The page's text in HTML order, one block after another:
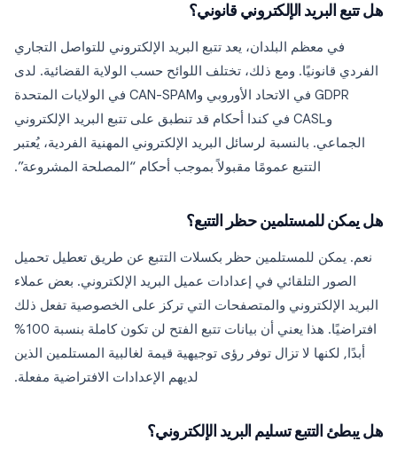
هل تتبع البريد الإلكتروني قانوني؟
في معظم البلدان، يعد تتبع البريد الإلكتروني للتواصل التجاري
الفردي قانونيًا. ومع ذلك، تختلف اللوائح حسب الولاية القضائية. لدى
GDPR في الاتحاد الأوروبي وCAN-SPAM في الولايات المتحدة
وCASL في كندا أحكام قد تنطبق على تتبع البريد الإلكتروني
الجماعي. بالنسبة لرسائل البريد الإلكتروني المهنية الفردية، يُعتبر
التتبع عمومًا مقبولاً بموجب أحكام “المصلحة المشروعة”.
هل يمكن للمستلمين حظر التتبع؟
نعم. يمكن للمستلمين حظر بكسلات التتبع عن طريق تعطيل تحميل
الصور التلقائي في إعدادات عميل البريد الإلكتروني. بعض عملاء
البريد الإلكتروني والمتصفحات التي تركز على الخصوصية تفعل ذلك
افتراضيًا. هذا يعني أن بيانات تتبع الفتح لن تكون كاملة بنسبة 100%
أبدًا, لكنها لا تزال توفر رؤى توجيهية قيمة لغالبية المستلمين الذين
لديهم الإعدادات الافتراضية مفعلة.
هل يبطئ التتبع تسليم البريد الإلكتروني؟